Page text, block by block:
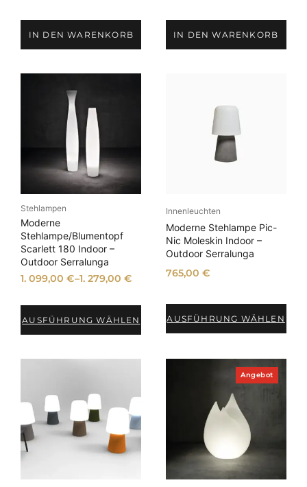
IN DEN WARENKORB IN DEN WARENKORB
Stehlampen
Moderne
Stehlampe/Blumentopf
Scarlett 180 Indoor –
Outdoor Serralunga
1. 099,00€–1. 279,00€
AUSFÜHRUNG WÄHLEN
Innenleuchten
Moderne Stehlampe Pic-
Nic Moleskin Indoor –
Outdoor Serralunga
765,00 €
AUSFÜHRUNG WÄHLEN
AngebotP
r
o